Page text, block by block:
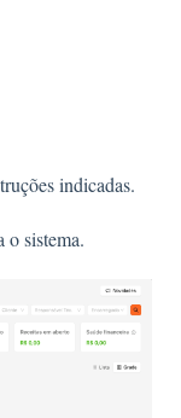
indicadas.
o sistema.